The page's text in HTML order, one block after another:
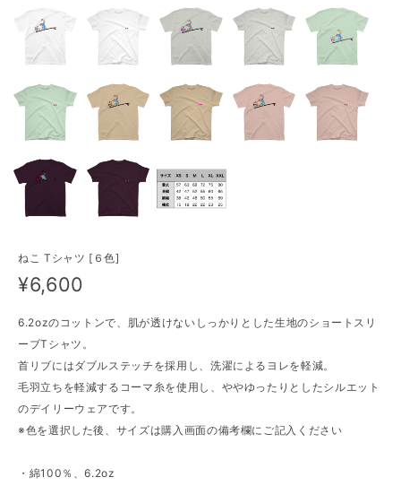
ねこ Tシャツ [６色]
¥6,600
6.2ozのコットンで、肌が透けないしっかりとした生地のショートスリ
ーブTシャツ。
首リブにはダブルステッチを採用し、洗濯によるヨレを軽減。
毛羽立ちを軽減するコーマ糸を使用し、ややゆったりとしたシルエット
のデイリーウェアです。
※色を選択した後、サイズは購入画面の備考欄にご記入ください
・綿100％、6.2oz